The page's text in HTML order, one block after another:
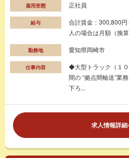
雇用形態 正社員
給与
合計賃金：300,800
人の場合は月額（換
勤務地 愛知県岡崎市
仕事内容
◆大型トラック（１
間の “拠点間輸送”業
下ろ...
求人情報詳細